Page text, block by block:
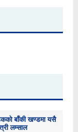
बाँकी खण्डमा यसै
लम्साल